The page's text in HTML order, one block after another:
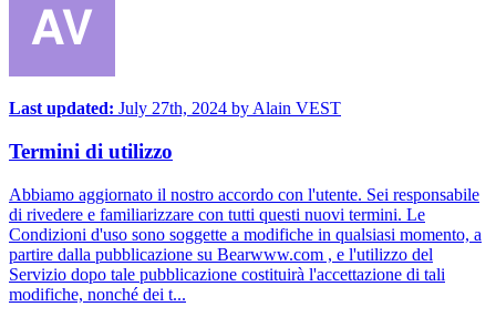
Last updated: July 27th, 2024 byAlain VEST
Termini di utilizzo
Abbiamo aggiornato il nostro accordo con l'utente. Sei responsabile
di rivedere e familiarizzare con tutti questi nuovi termini. Le
Condizioni d'uso sono soggette a modifiche in qualsiasi momento, a
partire dalla pubblicazione su Bearwww.com , e l'utilizzo del
Servizio dopo tale pubblicazione costituirà l'accettazione di tali
modifiche, nonché dei t...